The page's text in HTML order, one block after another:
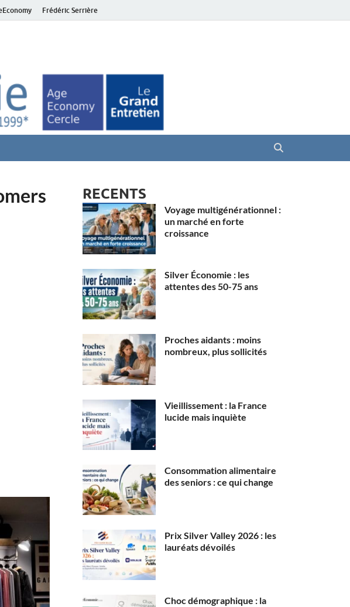
Frédéric Serrière
RECENTS
Voyage multigénérationnel :
un marché en forte
croissance
Silver Économie : les
attentes des 50-75 ans
Proches aidants : moins
nombreux, plus sollicités
Vieillissement : la France
lucide mais inquiète
Consommation alimentaire
des seniors : ce qui change
Prix Silver Valley 2026 : les
lauréats dévoilés
Choc démographique : la